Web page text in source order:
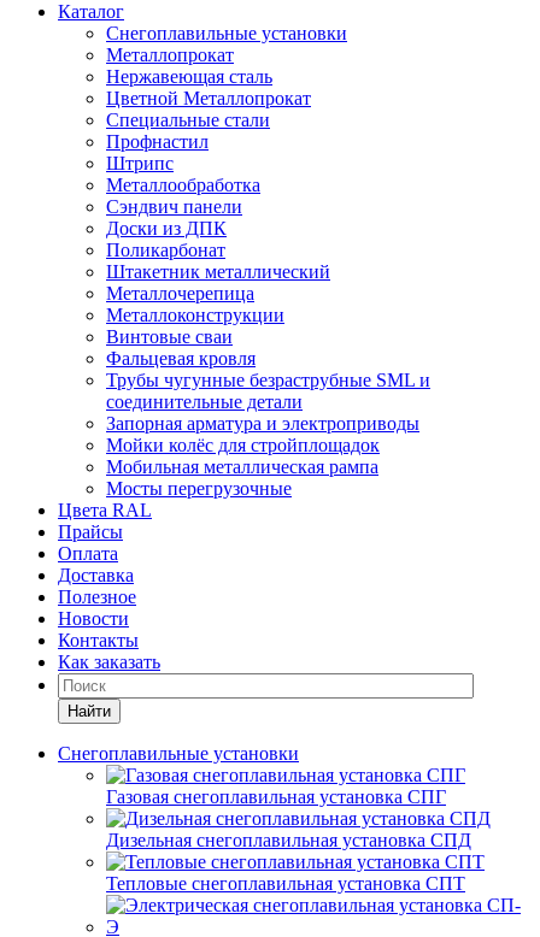
Каталог
Снегоплавильные установки
Металлопрокат
Нержавеющая сталь
Цветной Металлопрокат
Специальные стали
Профнастил
Штрипс
Металлообработка
Сэндвич панели
Доски из ДПК
Поликарбонат
Штакетник металлический
Металлочерепица
Металлоконструкции
Винтовые сваи
Фальцевая кровля
Трубы чугунные безраструбные SML и
соединительные детали
Запорная арматура и электроприводы
Мойки колёс для стройплощадок
Мобильная металлическая рампа
Мосты перегрузочные
Цвета RAL
Прайсы
Оплата
Доставка
Полезное
Новости
Контакты
Как заказать
Найти
Снегоплавильные установки
Газовая снегоплавильная установка СПГ
Дизельная снегоплавильная установка СПД
Тепловые снегоплавильная установка СПТ